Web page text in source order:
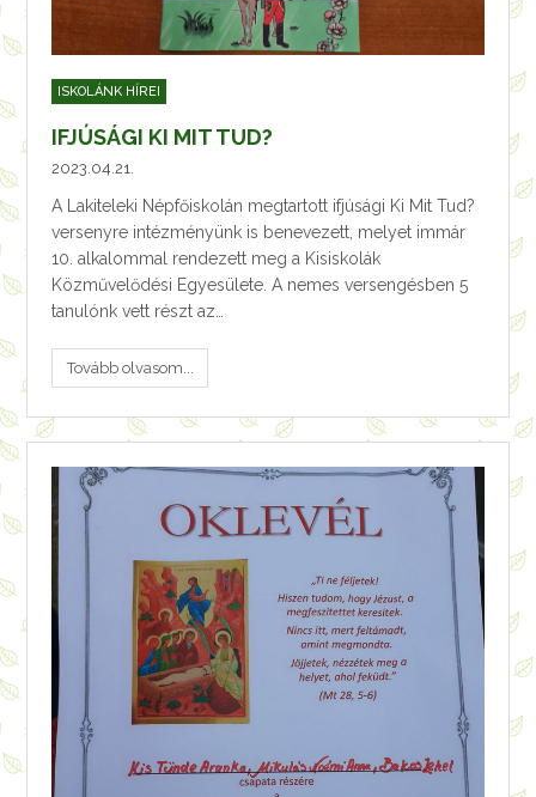
ISKOLÁNK HÍREI
IFJÚSÁGI KI MIT TUD?
2023.04.21.
A Lakiteleki Népfőiskolán megtartott ifjúsági Ki Mit Tud?
versenyre intézményünk is benevezett, melyet immár
10. alkalommal rendezett meg a Kisiskolák
Közművelődési Egyesülete. A nemes versengésben 5
tanulónk vett részt az…
Tovább olvasom...